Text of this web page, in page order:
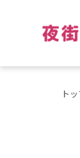
ト